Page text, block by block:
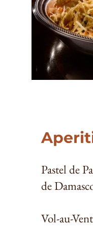
Pastel de
de
Vol-au-